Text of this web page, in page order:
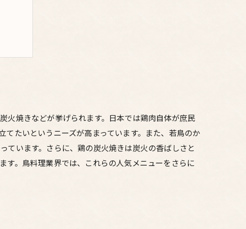
火焼きなどが挙げられます。日本では鶏肉自体が庶民
たいというニーズが高まっています。また、若鳥のか
ています。さらに、鶏の炭火焼きは炭火の香ばしさと
す。鳥料理業界では、これらの人気メニューをさらに